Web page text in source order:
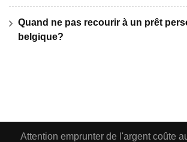
Quand ne pas recourir à un prêt
belgique?